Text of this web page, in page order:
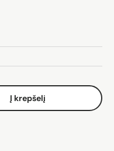
Į krepšelį